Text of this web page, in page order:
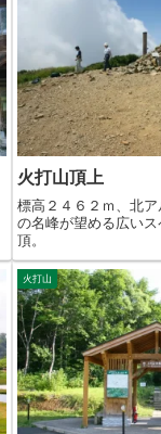
火打山頂上
標高２４６２ｍ、北
の名峰が望める広い
頂。
火打山